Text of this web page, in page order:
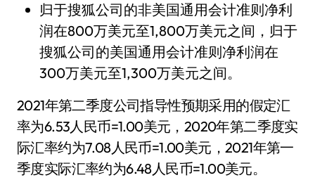
归于搜狐公司的非美国通用会计准则净利
润在800万美元至1,800万美元之间，归于
搜狐公司的美国通用会计准则净利润在
300万美元至1,300万美元之间。
2021年第二季度公司指导性预期采用的假定汇
率为6.53人民币=1.00美元，2020年第二季度实
际汇率约为7.08人民币=1.00美元，2021年第一
季度实际汇率约为6.48人民币=1.00美元。